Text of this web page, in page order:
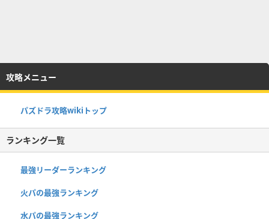
攻略メニュー
パズドラ攻略wikiトップ
ランキング一覧
最強リーダーランキング
火パの最強ランキング
水パの最強ランキング